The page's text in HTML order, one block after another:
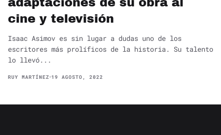
cine y televisión
Isaac Asimov es sin lugar a dudas uno de los
escritores más prolíficos de la historia. Su talento
lo llevó...
RUY MARTÍNEZ 19 AGOSTO, 2022